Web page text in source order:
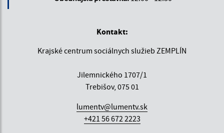
Kontakt:
Krajské centrum sociálnych služieb ZEMPLÍN
Jilemnického 1707/1
Trebišov, 075 01
lumentv@lumentv.sk
+421 56 672 2223